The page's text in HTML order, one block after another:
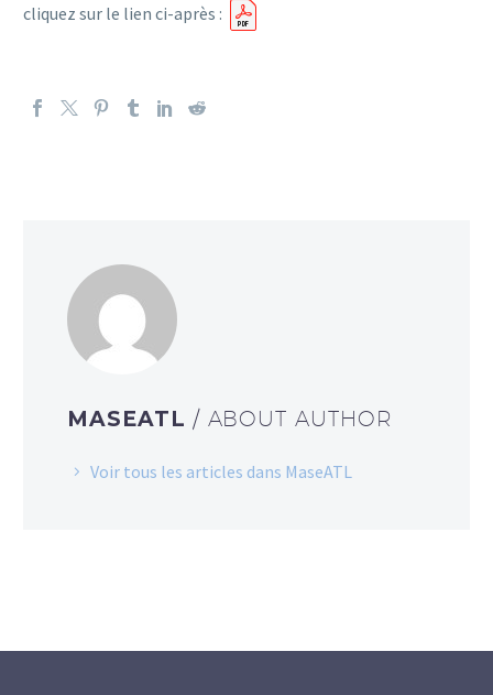
cliquez sur le lien ci-après :
MASEATL / ABOUT AUTHOR
Voir tous les articles dans MaseATL